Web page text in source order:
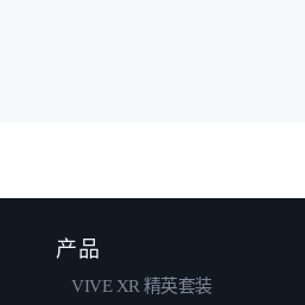
产品
VIVE XR 精英套装